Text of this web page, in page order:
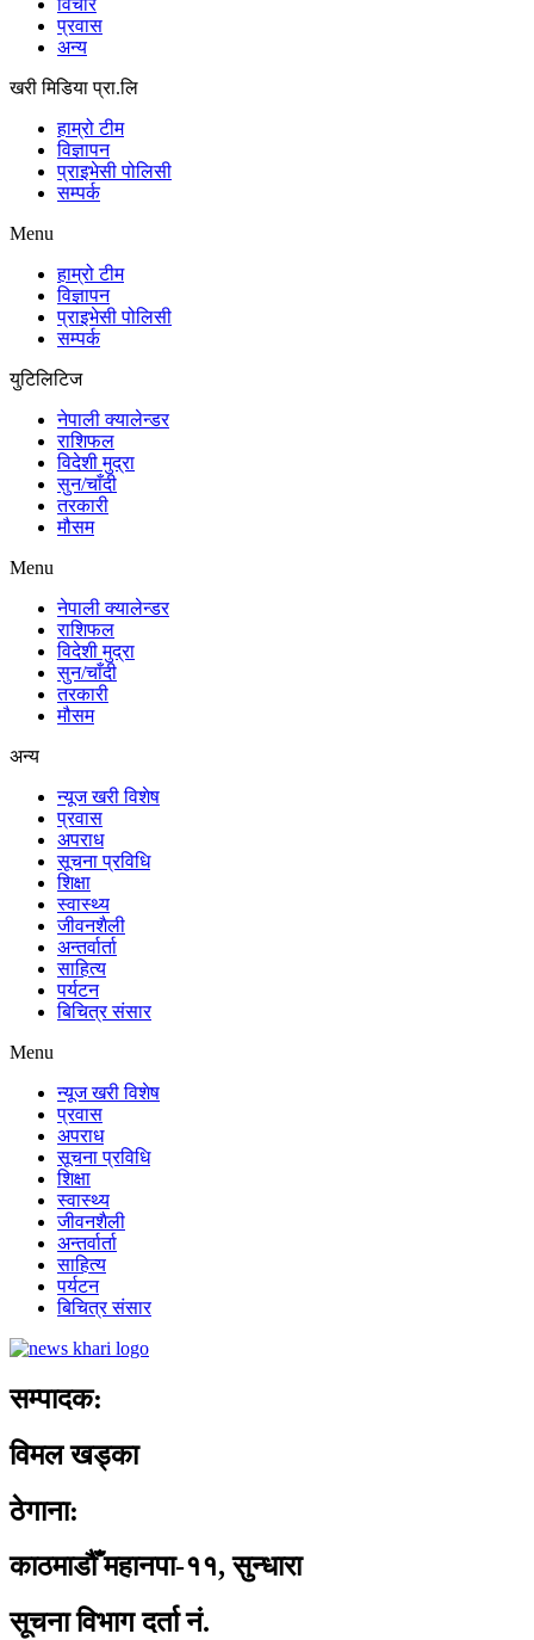
प्रवास
अन्य
खरी मिडिया प्रा.लि
हाम्रो टीम
विज्ञापन
प्राइभेसी पोलिसी
सम्पर्क
Menu
हाम्रो टीम
विज्ञापन
प्राइभेसी पोलिसी
सम्पर्क
युटिलिटिज
नेपाली क्यालेन्डर
राशिफल
विदेशी मुद्रा
सुन/चाँदी
तरकारी
मौसम
Menu
नेपाली क्यालेन्डर
राशिफल
विदेशी मुद्रा
सुन/चाँदी
तरकारी
मौसम
अन्य
न्यूज खरी विशेष
प्रवास
अपराध
सूचना प्रविधि
शिक्षा
स्वास्थ्य
जीवनशैली
अन्तर्वार्ता
साहित्य
पर्यटन
बिचित्र संसार
Menu
न्यूज खरी विशेष
प्रवास
अपराध
सूचना प्रविधि
शिक्षा
स्वास्थ्य
जीवनशैली
अन्तर्वार्ता
साहित्य
पर्यटन
बिचित्र संसार
सम्पादक:
विमल खड्का
ठेगाना:
काठमाडौँ महानपा-११, सुन्धारा
सूचना विभाग दर्ता नं.